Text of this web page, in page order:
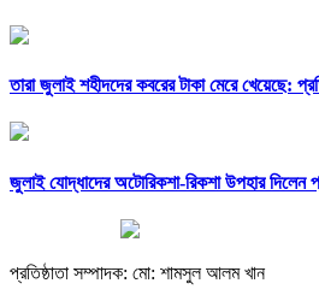
তারা জুলাই শহীদদের কবরের টাকা মেরে খেয়েছে:
জুলাই যোদ্ধাদের অটোরিকশা-রিকশা উপহার দিলেন
প্রতিষ্ঠাতা সম্পাদক: মো: শামসুল আলম খান